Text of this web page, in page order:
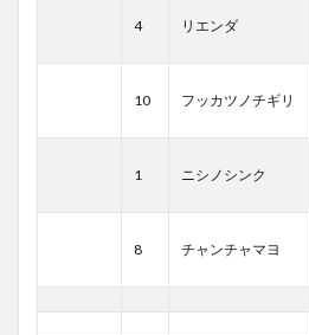
4 リエンダ
10 フッカツノチギリ
1 ニシノシンク
8 チャンチャマヨ